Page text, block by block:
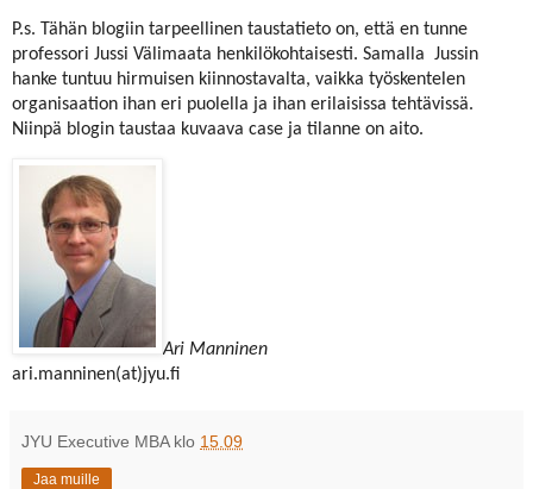
P.s. Tähän blogiin tarpeellinen taustatieto on, että en tunne
professori Jussi Välimaata henkilökohtaisesti. Samalla Jussin
hanke tuntuu hirmuisen kiinnostavalta, vaikka työskentelen
organisaation ihan eri puolella ja ihan erilaisissa tehtävissä.
Niinpä blogin taustaa kuvaava case ja tilanne on aito.
Ari Manninen
ari.manninen(at)jyu.fi
JYU Executive MBA klo 15.09
Jaa muille